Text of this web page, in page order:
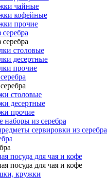
чайные
кофейные
прочие
столовые
десертные
прочие
столовые
десертные
прочие
наборы из серебра
сервировки из серебра
посуда для чая и кофе
посуда для чая и кофе
кружки